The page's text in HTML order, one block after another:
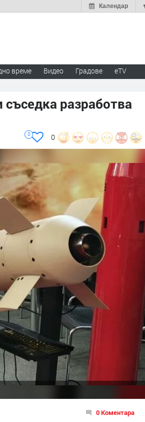
Календар
време Видео Градове eTV
разработва
0
0
0 Коментара